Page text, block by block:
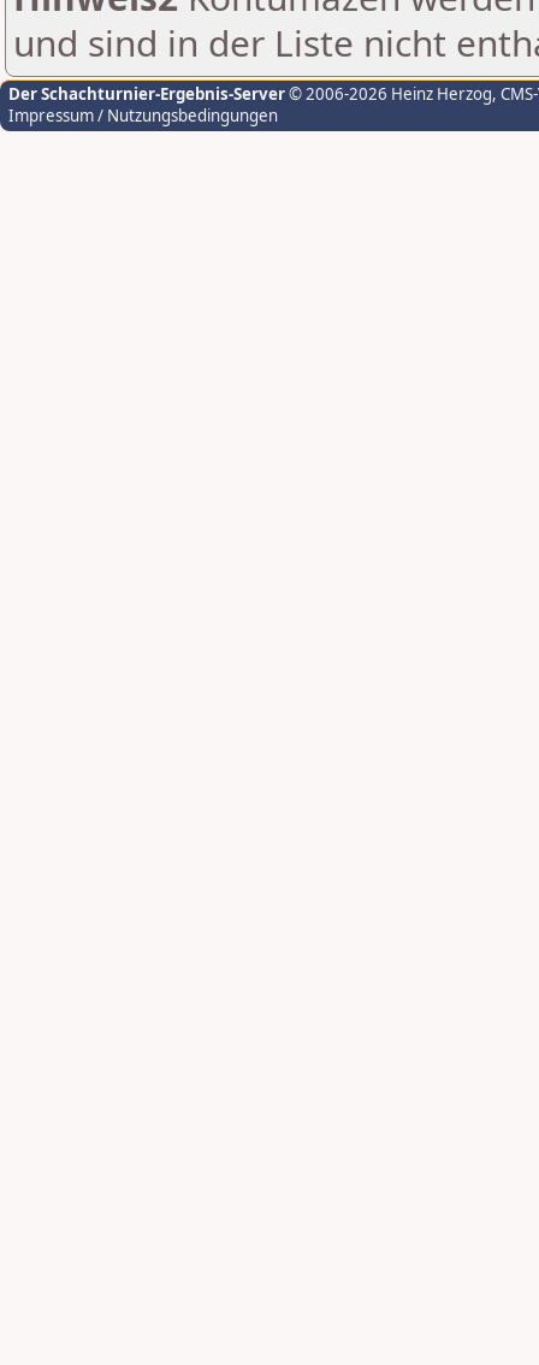
und sind in der Liste nicht
Der Schachturnier-Ergebnis-Server© 2006-2026 Heinz Herzog,
Impressum / Nutzungsbedingungen